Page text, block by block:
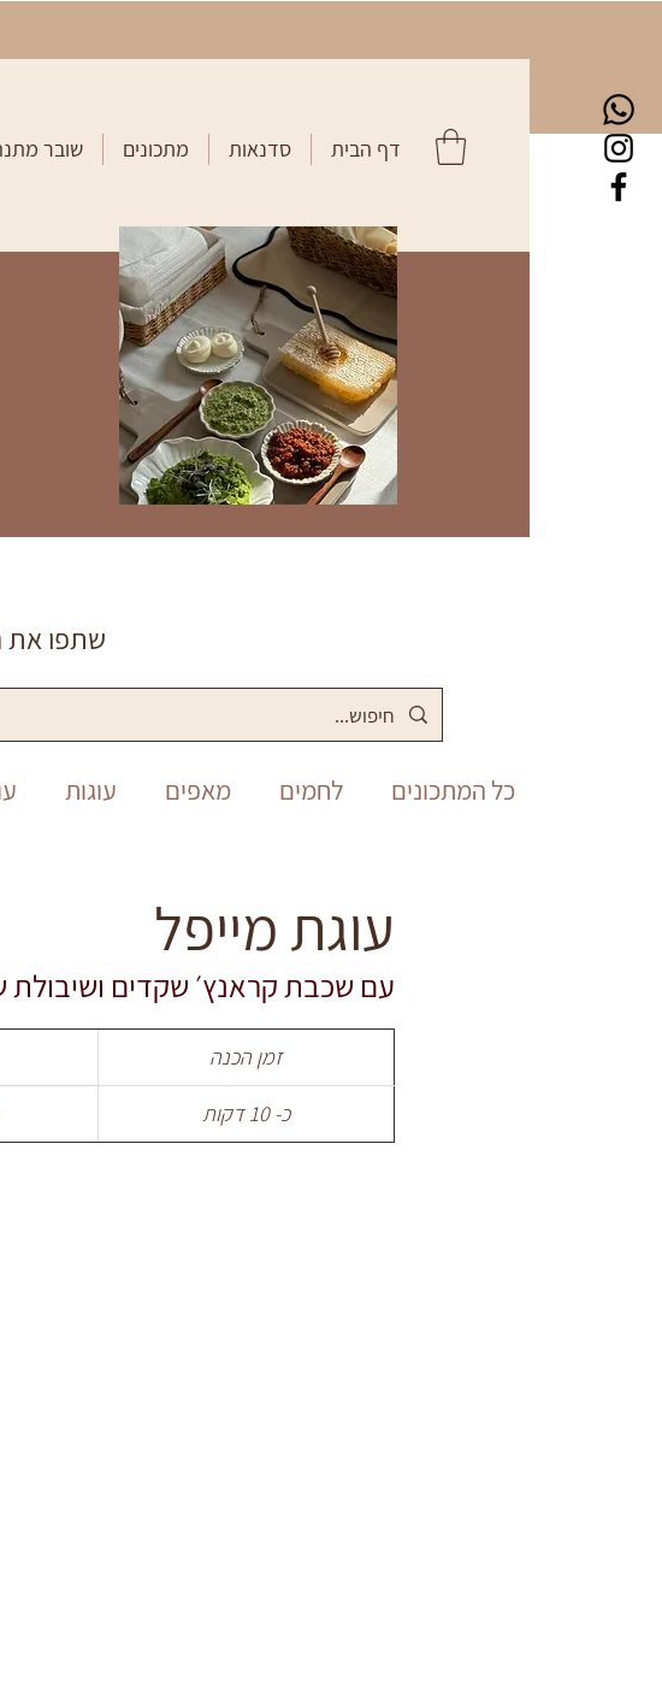
דף הבית סדנאות מתכונים שובר
שתפו את
כל המתכונים לחמים מאפים עוגות
יום העצמאות שבועות
עוגת מייפל
עם שכבת קראנץ׳ שקדים ושיבולת
זמן הכנה
כ- 10 דקות